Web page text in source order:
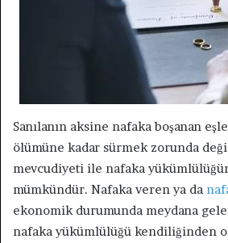
Sanılanın aksine nafaka boşanan
ölümüne kadar sürmek zorunda
mevcudiyeti ile nafaka
mümkündür. Nafaka veren ya da
ekonomik durumunda meydana
nafaka yükümlülüğü kendiliğinden